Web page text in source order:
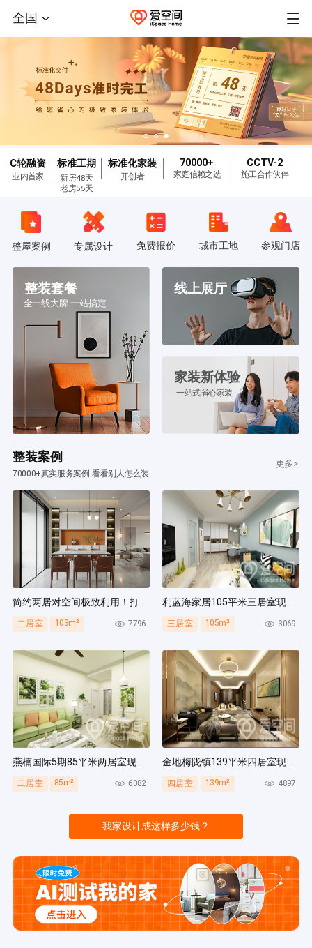
全国
C轮融资
业内首家
标准工期
新房48天
老房55天
标准化家装
开创者
70000+
家庭信赖之选
CCTV-2
施工合作伙伴
整屋案例 专属设计 免费报价 城市工地 参观门店
整装套餐
全一线大牌 一站搞定
线上展厅
家装新体验
一站式省心家装
整装案例
70000+真实服务案例 看看别人怎么装
更多>
简约两居对空间极致利用！打造多组通顶柜，整齐能装！
二居室 103m² 7796
利蓝海家居105平米三居室现代简约风装修案例
三居室 105m² 3069
燕楠国际5期85平米两居室现代简约风装修案例
二居室 85m² 6082
金地梅陇镇139平米四居室现代简约风装修案例
四居室 139m² 4897
我家设计成这样多少钱？